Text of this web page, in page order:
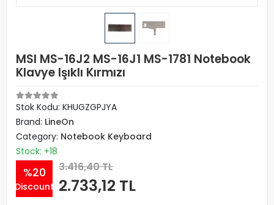
MSI MS-16J2 MS-16J1 MS-1781 Notebook
Klavye Işıklı Kırmızı
Stok Kodu: KHUGZGPJYA
Brand: LineOn
Category: Notebook Keyboard
Stock: +18
%20
Discount
3.416,40 TL
2.733,12 TL